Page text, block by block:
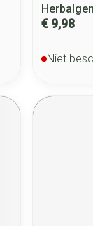
€ 9,98
Niet